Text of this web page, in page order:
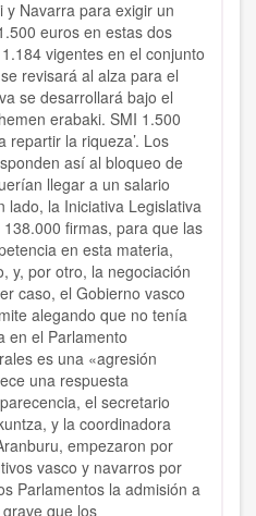
y Navarra para exigir un
euros en estas dos
vigentes en el conjunto
revisará al alza para el
se desarrollará bajo el
erabaki. SMI 1.500
la riqueza’. Los
así al bloqueo de
llegar a un salario
lado, la Iniciativa Legislativa
firmas, para que las
en esta materia,
y, por otro, la negociación
caso, el Gobierno vasco
alegando que no tenía
en el Parlamento
es una «agresión
una respuesta
el secretario
y la coordinadora
empezaron por
vasco y navarros por
Parlamentos la admisión a
que los